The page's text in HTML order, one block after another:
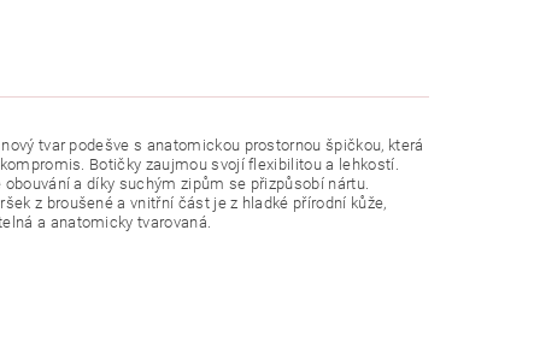
tvar podešve s anatomickou prostornou špičkou, která
Botičky zaujmou svojí flexibilitou a lehkostí.
a díky suchým zipům se přizpůsobí nártu.
z broušené a vnitřní část je z hladké přírodní kůže,
a anatomicky tvarovaná.